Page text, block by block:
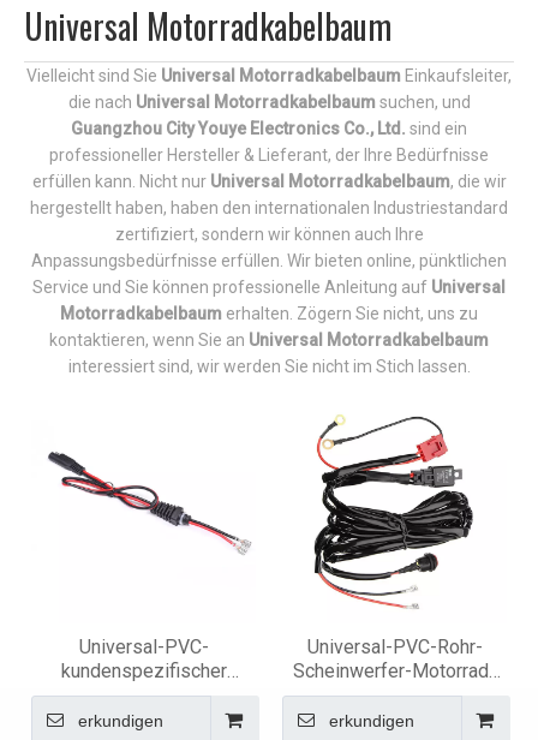
Universal Motorradkabelbaum
Vielleicht sind Sie Universal Motorradkabelbaum Einkaufsleiter,
die nach Universal Motorradkabelbaum suchen, und
Guangzhou City Youye Electronics Co., Ltd. sind ein
professioneller Hersteller & Lieferant, der Ihre Bedürfnisse
erfüllen kann. Nicht nur Universal Motorradkabelbaum, die wir
hergestellt haben, haben den internationalen Industriestandard
zertifiziert, sondern wir können auch Ihre
Anpassungsbedürfnisse erfüllen. Wir bieten online, pünktlichen
Service und Sie können professionelle Anleitung auf Universal
Motorradkabelbaum erhalten. Zögern Sie nicht, uns zu
kontaktieren, wenn Sie an Universal Motorradkabelbaum
interessiert sind, wir werden Sie nicht im Stich lassen.
Universal-PVC-
kundenspezifischer
Motorrad-Kabelbaum
erkundigen
Universal-PVC-Rohr-
Scheinwerfer-Motorrad-
Kabelbaum
erkundigen